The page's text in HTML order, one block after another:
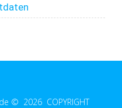
© 2026 COPYRIGHT